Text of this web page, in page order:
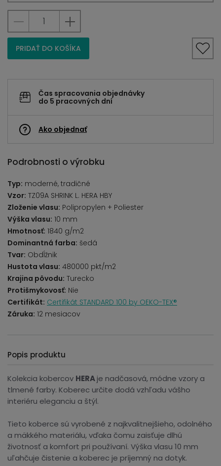
PRIDAŤ DO KOŠÍKA
Čas spracovania objednávky
do 5 pracovných dní
Ako objednať
Podrobnosti o výrobku
Typ: moderné, tradičné
Vzor: TZ09A SHRINK L. HERA HBY
Zloženie vlasu: Polipropylen + Poliester
Výška vlasu: 10 mm
Hmotnosť: 1840 g/m2
Dominantná farba: šedá
Tvar: Obdĺžnik
Hustota vlasu: 480000 pkt/m2
Krajina pôvodu: Turecko
Protišmykovosť: Nie
Certifikát: Certifikát STANDARD 100 by OEKO-TEX®
Záruka: 12 mesiacov
Popis produktu
Kolekcia kobercov HERAje nadčasová, módne vzory a
tlmené farby. Koberec určite dodá vzhľadu vášho
interiéru eleganciu a štýl.
Tieto koberce sú vyrobené z najkvalitnejšieho, odolného
a mäkkého materiálu, vďaka čomu zaisťuje dlhú
životnosť a komfort pri používaní. Výška vlasu 10 mm
uľahčuje čistenie a koberec je príjemný na dotyk.